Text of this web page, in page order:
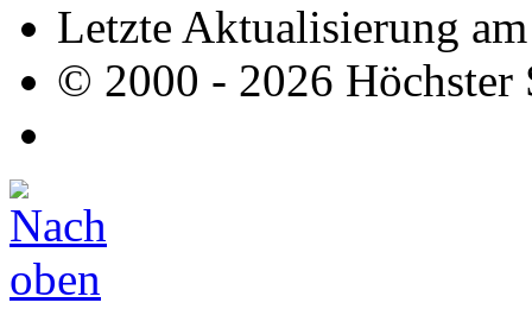
Letzte Aktualisierung
© 2000 - 2026 Höchster